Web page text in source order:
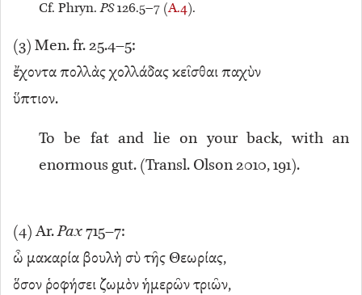
Cf. Phryn.PS126.5–7 (A.4).
(3) Men. fr. 25.4–5:
ἔχοντα πολλὰς χολλάδας κεῖσθαι παχὺν
ὕπτιον.
To be fat and lie on your back, with an
enormous gut. (Transl. Olson 2010, 191).
(4) Ar.Pax715–7:
ὦ μακαρία βουλὴ σὺ τῆς Θεωρίας,
ὅσον ῥοφήσει ζωμὸν ἡμερῶν τριῶν,